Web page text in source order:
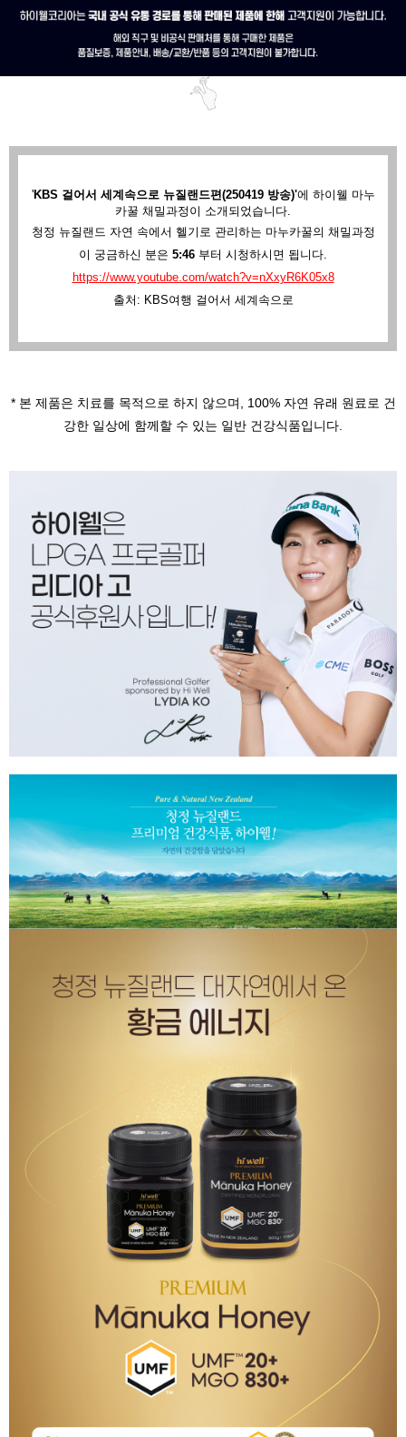
'KBS 걸어서 세계속으로 뉴질랜드편(250419 방송)'에 하이웰 마누
카꿀 채밀과정이 소개되었습니다.
청정 뉴질랜드 자연 속에서 헬기로 관리하는 마누카꿀의 채밀과정
이 궁금하신 분은 5:46 부터 시청하시면 됩니다.
https://www.youtube.com/watch?v=nXxyR6K05x8
출처: KBS여행 걸어서 세계속으로
* 본 제품은 치료를 목적으로 하지 않으며, 100% 자연 유래 원료로 건
강한 일상에 함께할 수 있는 일반 건강식품입니다.